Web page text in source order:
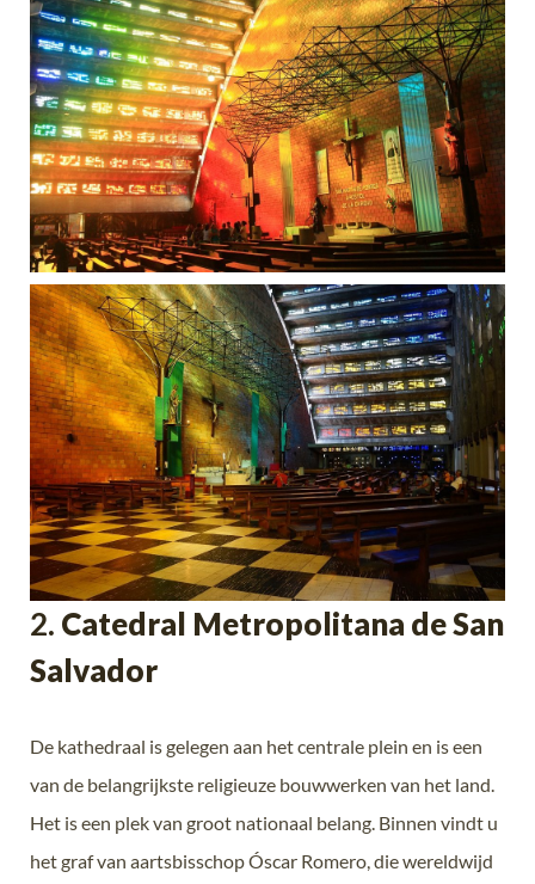
2. Catedral Metropolitana de San
Salvador
De kathedraal is gelegen aan het centrale plein en is een
van de belangrijkste religieuze bouwwerken van het land.
Het is een plek van groot nationaal belang. Binnen vindt u
het graf van aartsbisschopÓscar Romero, die wereldwijd